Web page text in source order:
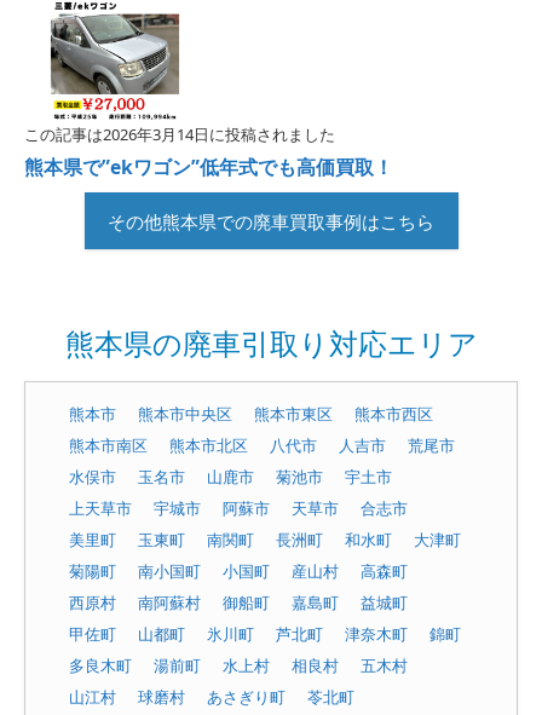
この記事は2026年3月14日に投稿されました
熊本県で”ekワゴン”低年式でも高価買取！
その他熊本県での廃車買取事例はこちら
熊本県の廃車引取り対応エリア
熊本市 熊本市中央区 熊本市東区
熊本市西区
熊本市南区
熊本市北区 八代市 人吉市
荒尾市
水俣市
玉名市 山鹿市 菊池市
宇土市
上天草市
宇城市 阿蘇市 天草市
合志市
美里町
玉東町 南関町 長洲町 和水町
大津町
菊陽町
南小国町 小国町 産山村
高森町
西原村
南阿蘇村 御船町 嘉島町
益城町
甲佐町
山都町 氷川町 芦北町 津奈木町
錦町
多良木町
湯前町 水上村 相良村
五木村
山江村
球磨村 あさぎり町 苓北町